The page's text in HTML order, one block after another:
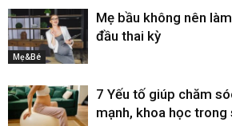
Mẹ&Bé
Mẹ bầu không nên
đầu thai kỳ
7 Yếu tố giúp chăm
mạnh, khoa học trong